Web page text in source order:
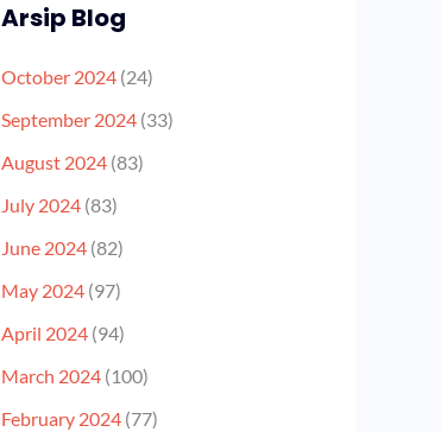
Arsip Blog
October 2024 (24)
September 2024 (33)
August 2024 (83)
July 2024 (83)
June 2024 (82)
May 2024 (97)
April 2024 (94)
March 2024 (100)
February 2024 (77)